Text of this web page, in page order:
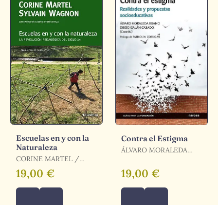
Escuelas en y con la
Naturaleza
CORINE MARTEL /
SOTO, ISABEL
19,00 €
Contra el Estigma
ÁLVARO MORALEDA
GALAN-CASADO, DIEGO
19,00 €